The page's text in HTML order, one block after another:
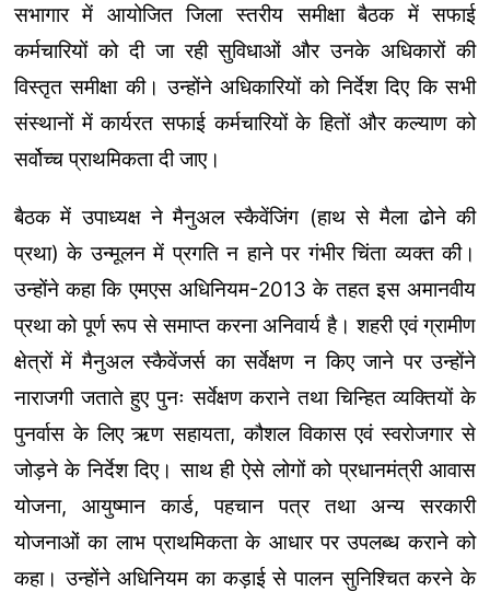
सभागार में आयोजित जिला स्तरीय समीक्षा बैठक में सफाई
कर्मचारियों को दी जा रही सुविधाओं और उनके अधिकारों की
विस्तृत समीक्षा की। उन्होंने अधिकारियों को निर्देश दिए कि सभी
संस्थानों में कार्यरत सफाई कर्मचारियों के हितों और कल्याण को
सर्वोच्च प्राथमिकता दी जाए।
बैठक में उपाध्यक्ष ने मैनुअल स्कैवेंजिंग (हाथ से मैला ढोने की
प्रथा) के उन्मूलन में प्रगति न हाने पर गंभीर चिंता व्यक्त की।
उन्होंने कहा कि एमएस अधिनियम-2013 के तहत इस अमानवीय
प्रथा को पूर्ण रूप से समाप्त करना अनिवार्य है। शहरी एवं ग्रामीण
क्षेत्रों में मैनुअल स्कैवेंजर्स का सर्वेक्षण न किए जाने पर उन्होंने
नाराजगी जताते हुए पुनः सर्वेक्षण कराने तथा चिन्हित व्यक्तियों के
पुनर्वास के लिए ऋण सहायता, कौशल विकास एवं स्वरोजगार से
जोड़ने के निर्देश दिए। साथ ही ऐसे लोगों को प्रधानमंत्री आवास
योजना, आयुष्मान कार्ड, पहचान पत्र तथा अन्य सरकारी
योजनाओं का लाभ प्राथमिकता के आधार पर उपलब्ध कराने को
कहा। उन्होंने अधिनियम का कड़ाई से पालन सुनिश्चित करने के